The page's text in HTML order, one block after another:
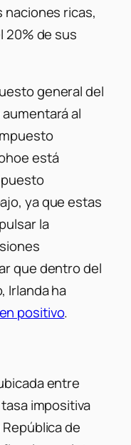
naciones ricas,
20% de sus
general del
al
está
ya que estas
la
que dentro del
Irlanda ha
positivo.
entre
impositiva
de